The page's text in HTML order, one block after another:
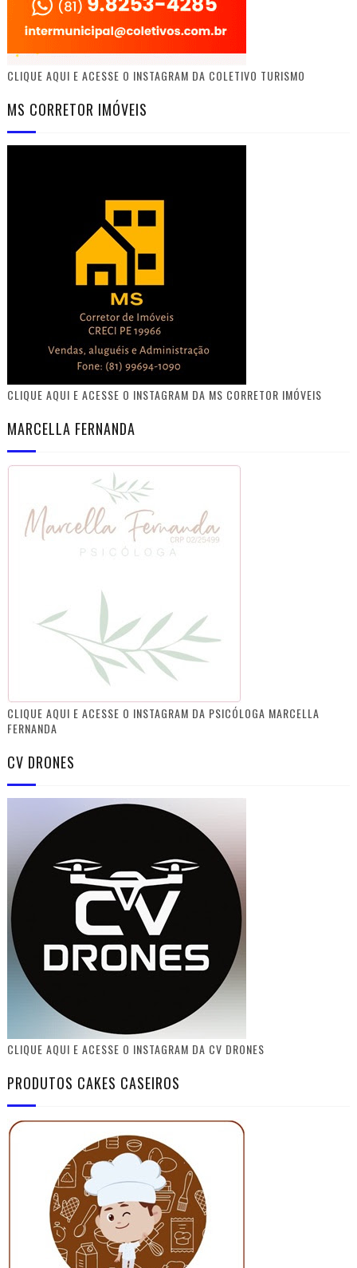
CLIQUE AQUI E ACESSE O INSTAGRAM DA COLETIVO TURISMO
MS CORRETOR IMÓVEIS
CLIQUE AQUI E ACESSE O INSTAGRAM DA MS CORRETOR IMÓVEIS
MARCELLA FERNANDA
CLIQUE AQUI E ACESSE O INSTAGRAM DA PSICÓLOGA MARCELLA
FERNANDA
CV DRONES
CLIQUE AQUI E ACESSE O INSTAGRAM DA CV DRONES
PRODUTOS CAKES CASEIROS